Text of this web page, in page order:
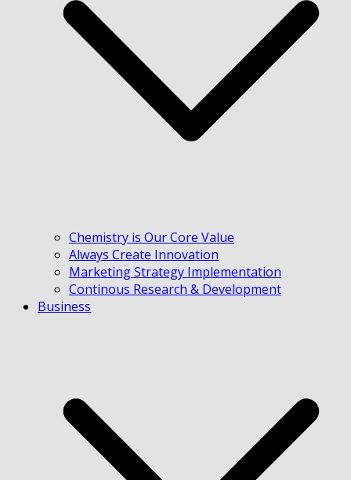
Chemistry is Our Core Value
Always Create Innovation
Marketing Strategy Implementation
Continous Research & Development
Business